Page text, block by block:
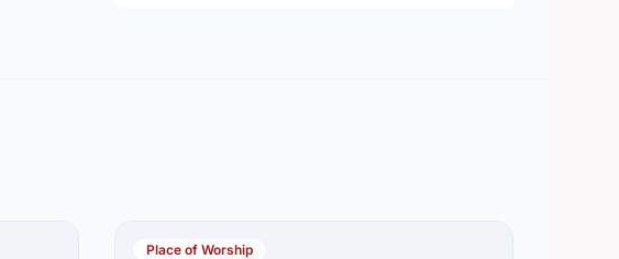
Place of Worship